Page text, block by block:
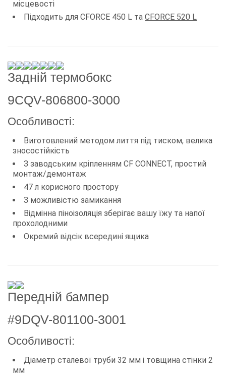
місцевості
Підходить для CFORCE 450 L та CFORCE 520 L
Задній термобокс
9CQV-806800-3000
Особливості:
Виготовлений методом лиття під тиском, велика
зносостійкість
З заводським кріпленням CF CONNECT, простий
монтаж/демонтаж
47 л корисного простору
З можливістю замикання
Відмінна піноізоляція зберігає вашу їжу та напої
прохолодними
Окремий відсік всередині ящика
Передній бампер
#9DQV-801100-3001
Особливості:
Діаметр сталевої труби 32 мм і товщина стінки 2
мм